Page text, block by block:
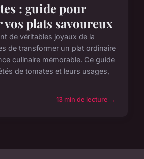
: guide pour
vos plats savoureux
de véritables joyaux de la
de transformer un plat ordinaire
culinaire mémorable. Ce guide
de tomates et leurs usages,
13 min de lecture →